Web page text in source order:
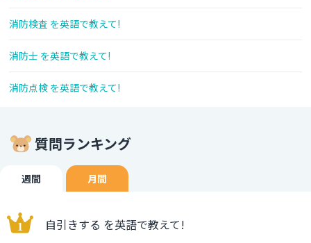
消防検査 を英語で教えて!
消防士 を英語で教えて!
消防点検 を英語で教えて!
質問ランキング
週間 月間
自引きする を英語で教えて!